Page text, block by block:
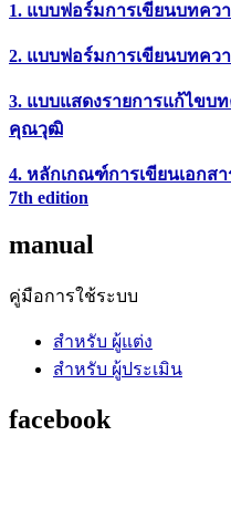
1. แบบฟอร์มการเขียนบทคว
2. แบบฟอร์มการเขียนบทคว
3. แบบแสดงรายการแก้ไขบ
คุณวุฒิ
4. หลักเกณฑ์การเขียนเอกส
7th edition
manual
คู่มือการใช้ระบบ
สำหรับ ผู้แต่ง
สำหรับ ผู้ประเมิน
facebook